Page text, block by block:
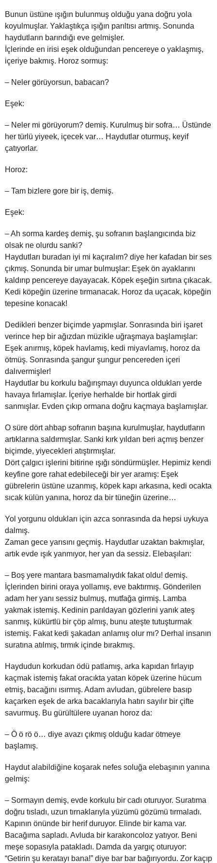
Bunun üstüne ışığın bulunmuş olduğu yana doğru yola
koyulmuşlar. Yaklaştıkça ışığın parıltısı artmış. Sonunda
haydutların barındığı eve gelmişler.
İçlerinde en irisi eşek olduğundan pencereye o yaklaşmış,
içeriye bakmış. Horoz sormuş:
– Neler görüyorsun, babacan?
Eşek:
– Neler mi görüyorum? demiş. Kurulmuş bir sofra… Üstünde
her türlü yiyeek, içecek var… Haydutlar oturmuş, keyif
çatıyorlar.
Horoz:
– Tam bizlere gore bir iş, demiş.
Eşek:
– Ah sorma kardeş demiş, şu sofranın başlangıcında biz
olsak ne olurdu sanki?
Haydutları buradan iyi mi kaçıralım? diye her kafadan bir ses
çıkmış. Sonunda bir umar bulmuşlar: Eşek ön ayaklarını
kaldırıp pencereye dayayacak. Köpek eşeğin sırtına çıkacak.
Kedi köpeğin üzerine tırmanacak. Horoz da uçacak, köpeğin
tepesine konacak!
Dedikleri benzer biçimde yapmışlar. Sonrasında biri işaret
verince hep bir ağızdan müzikle uğraşmaya başlamışlar:
Eşek anırmış, köpek havlamış, kedi miyavlamış, horoz da
ötmüş. Sonrasında şangur şungur pencereden içeri
dalıvermişler!
Haydutlar bu korkulu bağırışmayı duyunca oldukları yerde
havaya fırlamışlar. İçeriye herhalde bir hortlak girdi
sanmışlar. Evden çıkıp ormana doğru kaçmaya başlamışlar.
O süre dört ahbap sofranın başına kurulmuşlar, haydutların
artıklarına saldırmışlar. Sanki kırk yıldan beri açmış benzer
biçimde, yiyecekleri atıştırmışlar.
Dört çalgıcı işlerini bitirine ışığı söndürmüşler. Hepimiz kendi
keyfine gore rahat edebileceği bir yer aramış: Eşek
gübrelerin üstüne uzanmış, köpek kapı arkasına, kedi ocakta
sıcak külün yanına, horoz da bir tüneğin üzerine…
Yol yorgunu oldukları için azca sonrasında da hepsi uykuya
dalmış.
Zaman gece yarısını geçmiş. Haydutlar uzaktan bakmışlar,
artık evde ışık yanmıyor, her yan da sessiz. Elebaşıları:
– Boş yere mantara basmamalıydık fakat oldu! demiş.
İçlerinden birini oraya yollamış, eve baktırmış. Gönderilen
adam her yanı sessiz bulmuş, mutfağa girmiş. Lamba
yakmak istemiş. Kedinin parıldayan gözlerini yanık ateş
sanmış, kükürtlü bir çöp almış, bunu ateşte tutuşturmak
istemiş. Fakat kedi şakadan anlamış olur mı? Derhal insanın
suratına atılmış, tırmık içinde bırakmış.
Haydudun korkudan ödü patlamış, arka kapıdan fırlayıp
kaçmak istemiş fakat oracıkta yatan köpek üzerine hücum
etmiş, bacağını ısırmış. Adam avludan, gübrelere basıp
kaçarken eşek de arka bacaklarıyla hatırı sayılır bir çifte
savurmuş. Bu gürültülere uyanan horoz da:
– Ö ö rö ö… diye avazı çıkmış olduğu kadar ötmeye
başlamış.
Haydut alabildiğine koşarak nefes soluğa elebaşının yanına
gelmiş:
– Sormayın demiş, evde korkulu bir cadı oturuyor. Suratıma
doğru tısladı, uzun tırnaklarıyla yüzümü gözümü tırmaladı.
Kapının önünde bir herif duruyor. Elinde bir kama var.
Bacağıma sapladı. Avluda bir karakoncoloz yatıyor. Beni
meşe sopasıyla patakladı. Damda da yargıç oturuyor:
“Getirin şu keratayı bana!” diye bar bar bağırıyordu. Zor kaçıp